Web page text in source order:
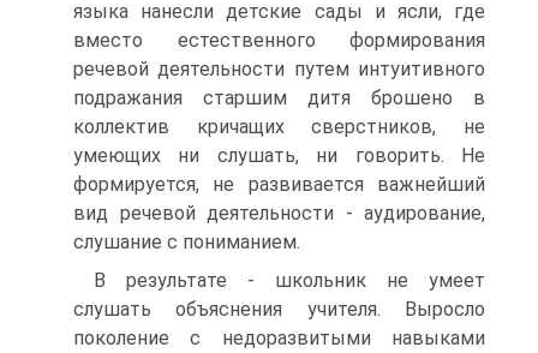
языка нанесли детские сады и ясли, где
вместо естественного формирования
речевой деятельности путем интуитивного
подражания старшим дитя брошено в
коллектив кричащих сверстников, не
умеющих ни слушать, ни говорить. Не
формируется, не развивается важнейший
вид речевой деятельности - аудирование,
слушание с пониманием.
В результате - школьник не умеет
слушать объяснения учителя. Выросло
поколение с недоразвитыми навыками